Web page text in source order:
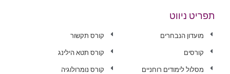
תפריט ניווט
מועדון הנבחרים
קורסים
מסלול לימודים רוחניים
קורס תקשור
קורס תטא הילינג
קורס נומרולוגיה